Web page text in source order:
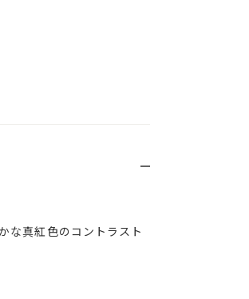
な真紅色のコントラスト